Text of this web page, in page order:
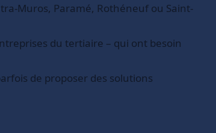
Muros, Paramé, Rothéneuf ou Saint-
du tertiaire – qui ont besoin
de proposer des solutions